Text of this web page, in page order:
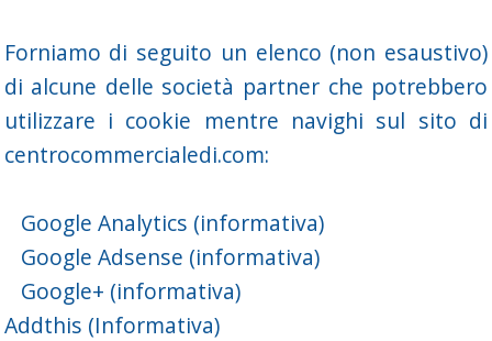
Forniamo di seguito un elenco (non esaustivo)
di alcune delle società partner che potrebbero
utilizzare i cookie mentre navighi sul sito di
centrocommercialedi.com:
Google Analytics (informativa)
Google Adsense (informativa)
Google+ (informativa)
Addthis (Informativa)